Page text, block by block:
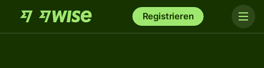
Registrieren